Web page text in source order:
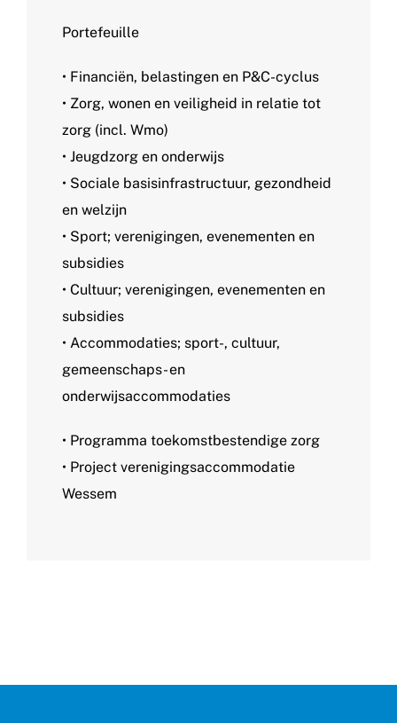
Portefeuille
• Financiën, belastingen en P&C-cyclus
• Zorg, wonen en veiligheid in relatie tot
zorg (incl. Wmo)
• Jeugdzorg en onderwijs
• Sociale basisinfrastructuur, gezondheid
en welzijn
• Sport; verenigingen, evenementen en
subsidies
• Cultuur; verenigingen, evenementen en
subsidies
• Accommodaties; sport-, cultuur,
gemeenschaps- en
onderwijsaccommodaties
• Programma toekomstbestendige zorg
• Project verenigingsaccommodatie
Wessem